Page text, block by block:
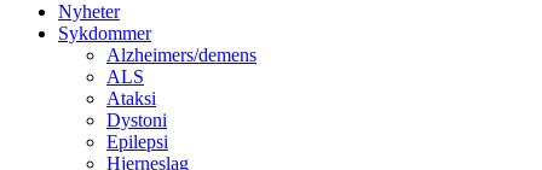
Nyheter
Sykdommer
Alzheimers/demens
ALS
Ataksi
Dystoni
Epilepsi
Hjerneslag